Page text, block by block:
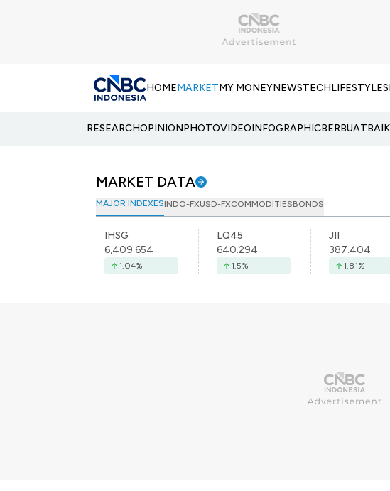
HOMEMARKETMY MONEYNEWSTECHLIFESTYLE
RESEARCHOPINIONPHOTOVIDEOINFOGRAPHIC
MARKET DATA
MAJOR INDEXESINDO-FXUSD-FXCOMMODITIESBONDS
IHSG
6,409.654
1.04%
LQ45
640.294
1.5%
JII
387.404
1.81%